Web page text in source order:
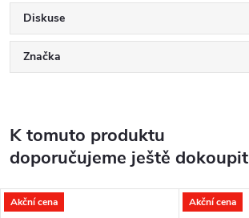
Diskuse
Značka
K tomuto produktu
doporučujeme ještě dokoupit
Akční cena Akční cena